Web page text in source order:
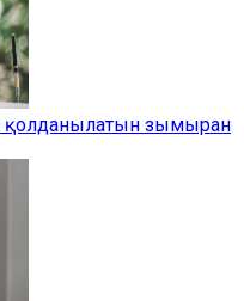
қолданылатын зымыран